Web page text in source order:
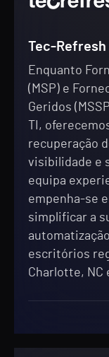
Tec-Refresh
Enquanto
(MSP) e
Geridos
TI,
recuperação
visibilidade e
equipa
empenha-se
simplificar a
escritórios
Charlotte, NC